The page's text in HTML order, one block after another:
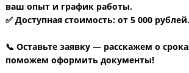
ваш опыт и график работы.
✅ Доступная стоимость: от 5 000 рублей.
📞 Оставьте заявку — расскажем о
поможем оформить документы!